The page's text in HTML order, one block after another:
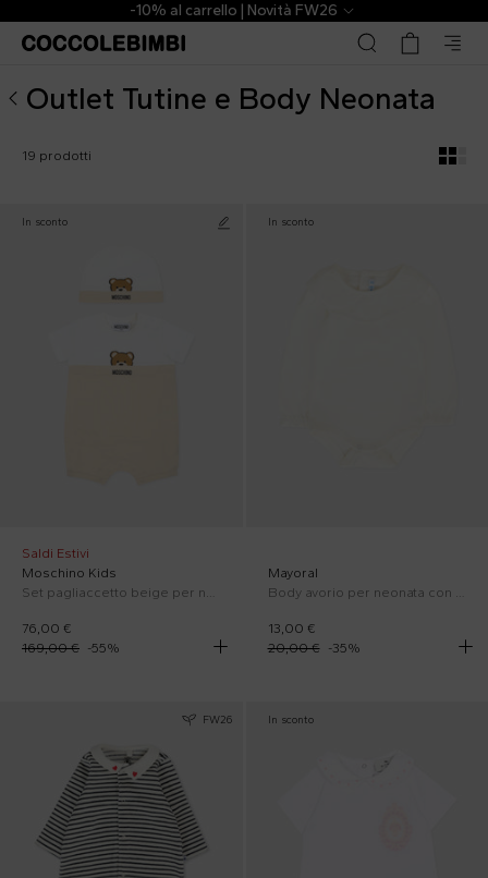
-10% al carrello | Novità FW26
Outlet Tutine e Body Neonata
19 prodotti
In sconto
Saldi Estivi
Moschino Kids
76,00 €
169,00 € -55%
In sconto
Mayoral
13,00 €
20,00 €
-35%
FW26 In sconto
▷ Outlet Tutine e Body Neonata Firmate | CoccoleBimbi